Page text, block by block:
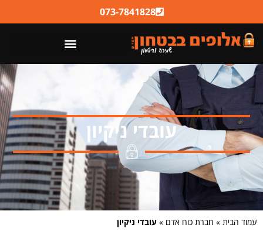
073-7841828
עובדי ניקיון
עמוד הבית » חברת כוח אדם » עובדי ניקיון